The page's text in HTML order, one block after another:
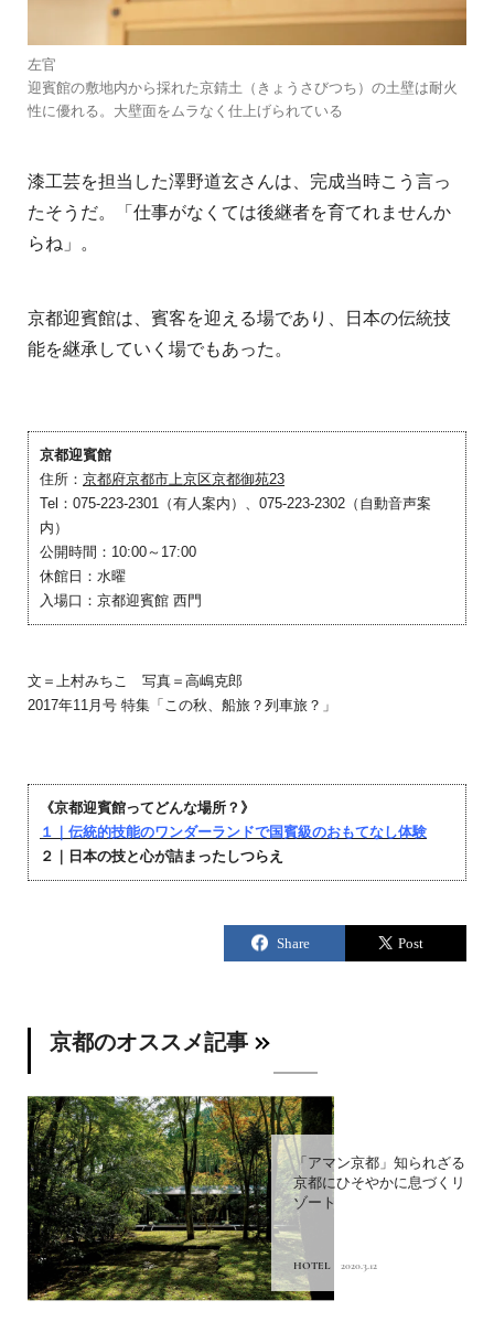
左官
迎賓館の敷地内から採れた京錆土（きょうさびつち）の土壁は耐火
性に優れる。大壁面をムラなく仕上げられている
漆工芸を担当した澤野道玄さんは、完成当時こう言っ
たそうだ。「仕事がなくては後継者を育てれませんか
らね」。
京都迎賓館は、賓客を迎える場であり、日本の伝統技
能を継承していく場でもあった。
京都迎賓館
住所： 京都府京都市上京区京都御苑23
Tel：075-223-2301（有人案内）、075-223-2302（自動音声案
内）
公開時間：10:00～17:00
休館日：水曜
入場口：京都迎賓館 西門
文＝上村みちこ 写真＝高嶋克郎
2017年11月号 特集「この秋、船旅？列車旅？」
《京都迎賓館ってどんな場所？》
１｜伝統的技能のワンダーランドで国賓級のおもてなし体験
２｜日本の技と心が詰まったしつらえ
京都のオススメ記事
「アマン京都」知られざる
京都にひそやかに息づくリ
ゾート
HOTEL 2020.3.12